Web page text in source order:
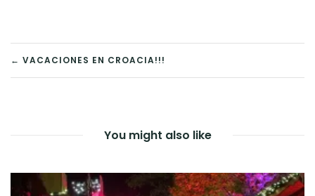
NAVEGACIÓN
← VACACIONES EN CROACIA!!!
You might also like